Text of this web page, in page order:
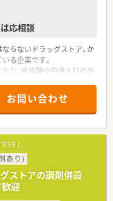
応相談
らないドラッグストア、か
る企業です。
り、未経験や中途入社の方
い為に、服薬指導の時間も
り向き合い仕事が出来るの
お問い合わせ
あり)
ストアの調剤併設
迎